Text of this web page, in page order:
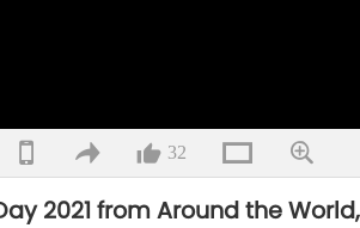
32
2021 from Around the